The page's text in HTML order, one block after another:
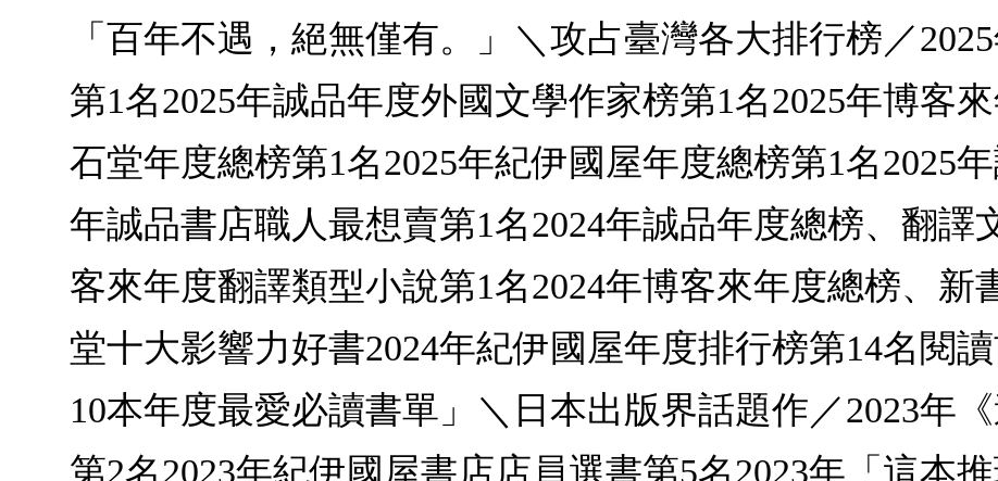
「百年不遇，絕無僅有。」＼攻占臺灣各大排行榜／
第1名2025年誠品年度外國文學作家榜第1名2025年博客
石堂年度總榜第1名2025年紀伊國屋年度總榜第1名2025
年誠品書店職人最想賣第1名2024年誠品年度總榜、翻譯
客來年度翻譯類型小說第1名2024年博客來年度總榜、新
堂十大影響力好書2024年紀伊國屋年度排行榜第14名閱
10本年度最愛必讀書單」＼日本出版界話題作／2023年
第2名2023年紀伊國屋書店店員選書第5名2023年「這本